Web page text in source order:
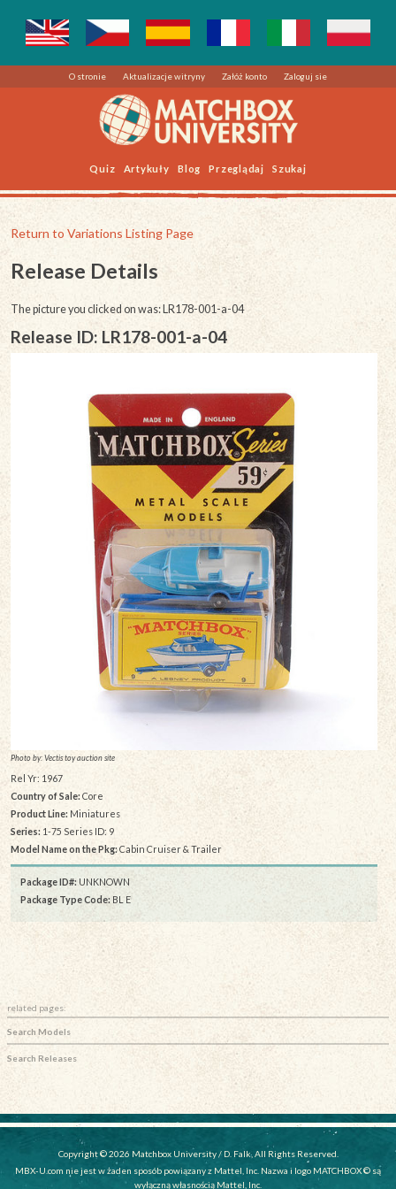
O stronie Aktualizacje witryny Załóż konto Zaloguj sie
Quiz Artykuły Blog Przeglądaj Szukaj
Return to Variations Listing Page
Release Details
The picture you clicked on was: LR178-001-a-04
Release ID: LR178-001-a-04
Photo by: Vectis toy auction site
Rel Yr: 1967
Country of Sale: Core
Product Line: Miniatures
Series: 1-75 Series ID: 9
Model Name on the Pkg:Cabin Cruiser & Trailer
Package ID#: UNKNOWN
Package Type Code: BL E
related pages:
Search Models
Search Releases
Copyright © 2026 Matchbox University / D. Falk, All Rights Reserved.
MBX-U.com nie jest w żaden sposób powiązany z Mattel, Inc. Nazwa i logo MATCHBOX © są
wyłączną własnością Mattel, Inc.